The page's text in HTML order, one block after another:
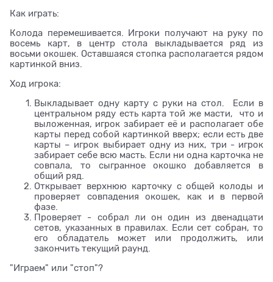
Как играть:
Колода перемешивается. Игроки получают на руку по
восемь карт, в центр стола выкладывается ряд из
восьми окошек. Оставшаяся стопка располагается рядом
картинкой вниз.
Ход игрока:
Выкладывает одну карту с руки на стол. Если в
центральном ряду есть карта той же масти, что и
выложенная, игрок забирает её и располагает обе
карты перед собой картинкой вверх; если есть две
карты – игрок выбирает одну из них, три - игрок
забирает себе всю масть. Если ни одна карточка не
совпала, то сыгранное окошко добавляется в
общий ряд.
Открывает верхнюю карточку с общей колоды и
проверяет совпадения окошек, как и в первой
фазе.
Проверяет - собрал ли он один из двенадцати
сетов, указанных в правилах. Если сет собран, то
его обладатель может или продолжить, или
закончить текущий раунд.
"Играем" или "стоп"?